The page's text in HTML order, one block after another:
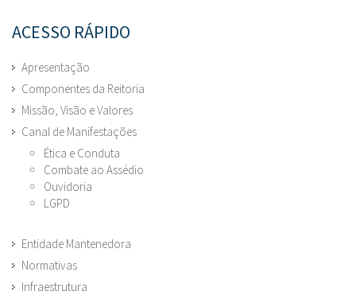
ACESSO RÁPIDO
Apresentação
Componentes da Reitoria
Missão, Visão e Valores
Canal de Manifestações
Ética e Conduta
Combate ao Assédio
Ouvidoria
LGPD
Entidade Mantenedora
Normativas
Infraestrutura